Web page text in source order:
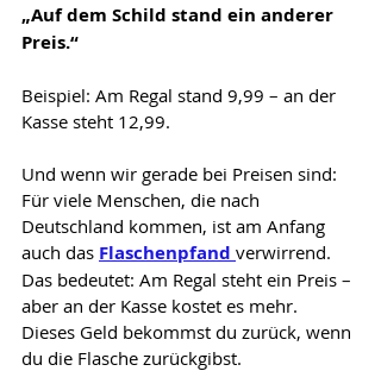
„Auf dem Schild stand ein anderer
Preis.“
Beispiel: Am Regal stand 9,99 – an der
Kasse steht 12,99.
Und wenn wir gerade bei Preisen sind:
Für viele Menschen, die nach
Deutschland kommen, ist am Anfang
auch das Flaschenpfand verwirrend.
Das bedeutet: Am Regal steht ein Preis –
aber an der Kasse kostet es mehr.
Dieses Geld bekommst du zurück, wenn
du die Flasche zurückgibst.